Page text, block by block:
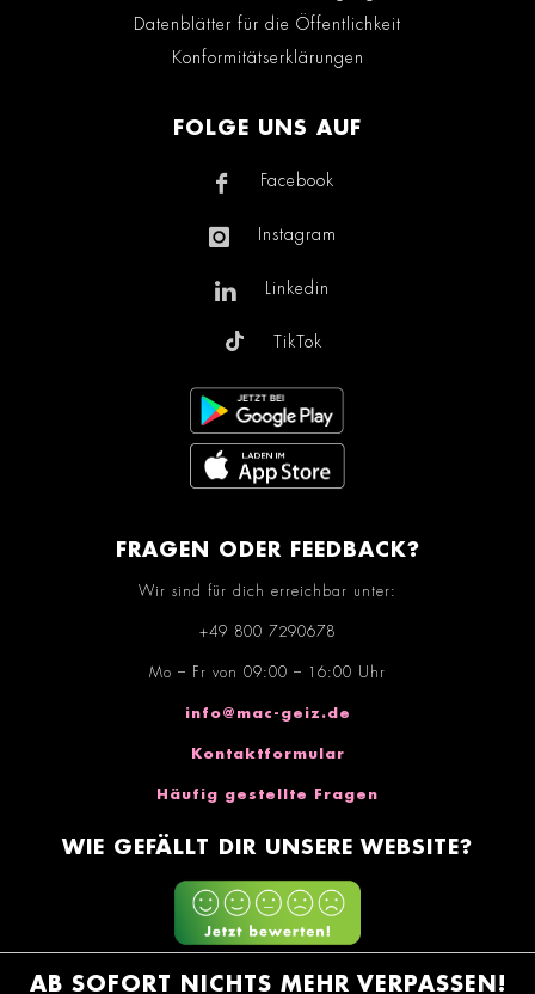
Datenblätter für die Öffentlichkeit
Konformitätserklärungen
FOLGE UNS AUF
Facebook
Instagram
Linkedin
TikTok
FRAGEN ODER FEEDBACK?
Wir sind für dich erreichbar unter:
+49 800 7290678
Mo – Fr von 09:00 – 16:00 Uhr
info@mac-geiz.de
Kontaktformular
Häufig gestellte Fragen
WIE GEFÄLLT DIR UNSERE WEBSITE?
AB SOFORT NICHTS MEHR VERPASSEN!